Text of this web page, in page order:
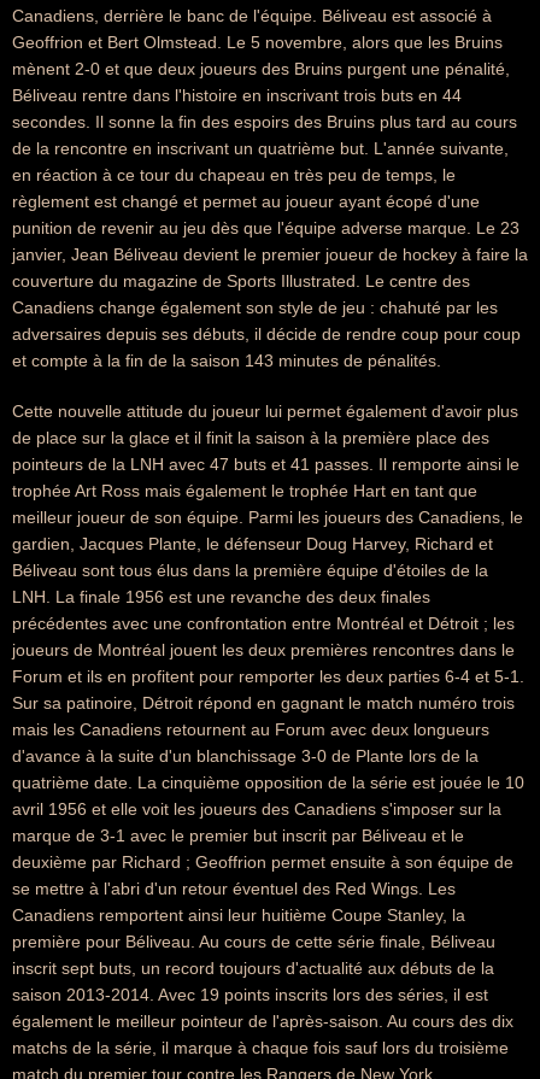
Canadiens, derrière le banc de l'équipe. Béliveau est associé à
Geoffrion et Bert Olmstead. Le 5 novembre, alors que les Bruins
mènent 2-0 et que deux joueurs des Bruins purgent une pénalité,
Béliveau rentre dans l'histoire en inscrivant trois buts en 44
secondes. Il sonne la fin des espoirs des Bruins plus tard au cours
de la rencontre en inscrivant un quatrième but. L'année suivante,
en réaction à ce tour du chapeau en très peu de temps, le
règlement est changé et permet au joueur ayant écopé d'une
punition de revenir au jeu dès que l'équipe adverse marque. Le 23
janvier, Jean Béliveau devient le premier joueur de hockey à faire la
couverture du magazine de Sports Illustrated. Le centre des
Canadiens change également son style de jeu : chahuté par les
adversaires depuis ses débuts, il décide de rendre coup pour coup
et compte à la fin de la saison 143 minutes de pénalités.
Cette nouvelle attitude du joueur lui permet également d'avoir plus
de place sur la glace et il finit la saison à la première place des
pointeurs de la LNH avec 47 buts et 41 passes. Il remporte ainsi le
trophée Art Ross mais également le trophée Hart en tant que
meilleur joueur de son équipe. Parmi les joueurs des Canadiens, le
gardien, Jacques Plante, le défenseur Doug Harvey, Richard et
Béliveau sont tous élus dans la première équipe d'étoiles de la
LNH. La finale 1956 est une revanche des deux finales
précédentes avec une confrontation entre Montréal et Détroit ; les
joueurs de Montréal jouent les deux premières rencontres dans le
Forum et ils en profitent pour remporter les deux parties 6-4 et 5-1.
Sur sa patinoire, Détroit répond en gagnant le match numéro trois
mais les Canadiens retournent au Forum avec deux longueurs
d'avance à la suite d'un blanchissage 3-0 de Plante lors de la
quatrième date. La cinquième opposition de la série est jouée le 10
avril 1956 et elle voit les joueurs des Canadiens s'imposer sur la
marque de 3-1 avec le premier but inscrit par Béliveau et le
deuxième par Richard ; Geoffrion permet ensuite à son équipe de
se mettre à l'abri d'un retour éventuel des Red Wings. Les
Canadiens remportent ainsi leur huitième Coupe Stanley, la
première pour Béliveau. Au cours de cette série finale, Béliveau
inscrit sept buts, un record toujours d'actualité aux débuts de la
saison 2013-2014. Avec 19 points inscrits lors des séries, il est
également le meilleur pointeur de l'après-saison. Au cours des dix
matchs de la série, il marque à chaque fois sauf lors du troisième
match du premier tour contre les Rangers de New York.